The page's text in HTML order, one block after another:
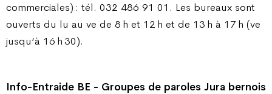
commerciales) : tél. 032 486 91 01. Les bureaux sont
ouverts du lu au ve de 8 h et 12 h et de 13 h à 17 h (ve
jusqu’à 16 h 30).
Info-Entraide BE - Groupes de paroles Jura bernois